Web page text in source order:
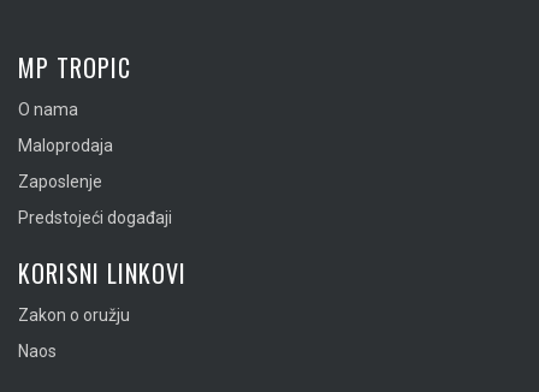
MP TROPIC
O nama
Maloprodaja
Zaposlenje
Predstojeći događaji
KORISNI LINKOVI
Zakon o oružju
Naos